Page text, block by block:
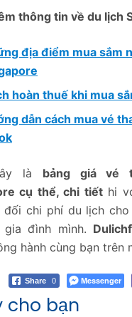
thông tin về du lịch
địa điểm mua sắm
hoàn thuế khi mua
dẫn cách mua vé
là bảng giá vé
cụ thể, chi tiếthi
đối chi phí du lịch
đình mình.
hành cùng bạn trên
Share 0 Messenger
cho bạn